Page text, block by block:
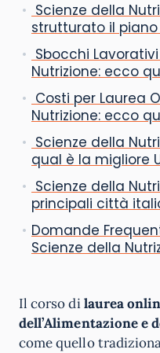
Scienze della
strutturato il
Sbocchi
Nutrizione: ecco
Costi per Laurea
Nutrizione: ecco
Scienze della
qual è la migliore
Scienze della
principali città
Domande
Scienze della
Il corso dilaurea
dell’Alimentazione e
come quello